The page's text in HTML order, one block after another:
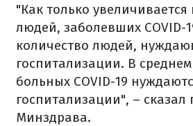
"Как только увеличивается
людей, заболевших COVID-
количество людей,
госпитализации. В
больных COVID-19
госпитализации", – сказал
Минздрава.